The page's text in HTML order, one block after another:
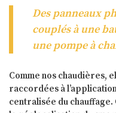
Des panneaux
couplés à une
une pompe à
Comme nos chaudières,
raccordées à
centralisée du